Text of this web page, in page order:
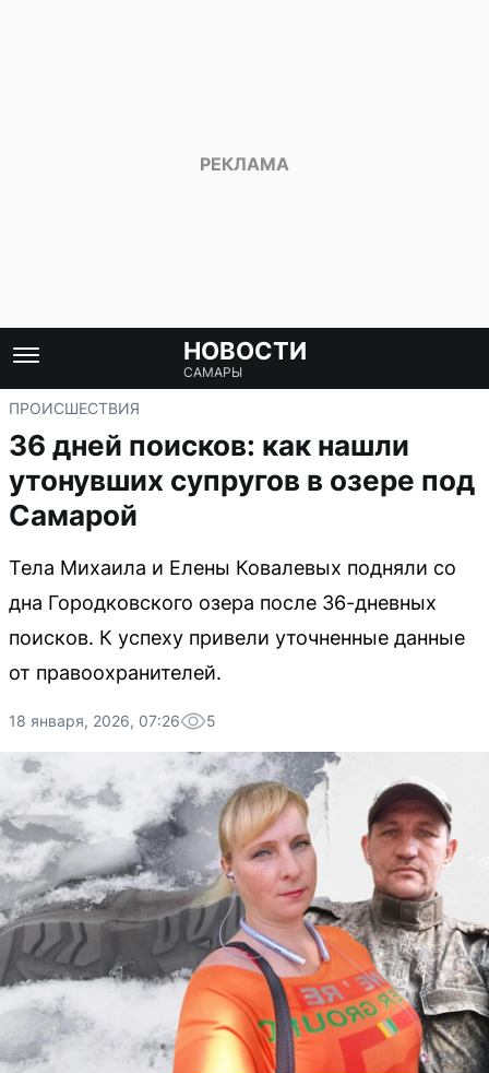
НОВОСТИ
САМАРЫ
ПРОИСШЕСТВИЯ
36 дней поисков: как нашли
утонувших супругов в озере под
Самарой
Тела Михаила и Елены Ковалевых подняли со
дна Городковского озера после 36-дневных
поисков. К успеху привели уточненные данные
от правоохранителей.
18 января, 2026, 07:26 5